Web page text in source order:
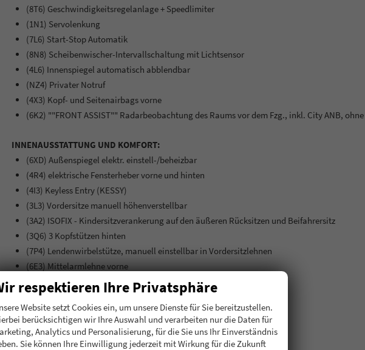
(8T6) Geschwindigkeitsregelanlage + Speedlimiter
(1N1) Servolenkung
(7L6) Start-Stop Automatik
(8N8) Scheibenwischer-Intervallschaltung mit Lichtsensor
(4L6) Innenspiegel automatisch abblendbar
(NZ4) Privater Notruf
(4X3) Kopf- und Seitenairbags vorne
(6K2) ""FRONT ASSIST"" Radarbeobachtung des Raums vor dem Fzg., inkl. City ANB,
INNENAUSSTATTUNG UND KOMFORT:
(6XD) Außenspiegel elektr. einstell-/beheizbar
(4R4) elektrische Fensterheber vorne und hinten
(4I3) Keyless Entry (KESSY)
(3L3) Vordersitze manuell höhenverstellbar
(3A2) ISOFIX - Kindersitzverankerung auf den äußeren Rücksitzen und Beifahrersitz
(3Q6) 3 Kopfstützen hinten
(7P4) Lendenwirbelstütze, manuell einstellbar in Vordersitzlehnen
(6E3) Mittelarmlehne vorne
(2ZA) Multifunktionslenkrad
EXTRAS:
(7TH) Dekor-Einlagen
(3GD) Ebener Ladeboden im Gepäckraum
respektieren Ihre Privatsphäre
Website setzt Cookies ein, um unsere Dienste für Sie bereitzustellen.
berücksichtigen wir Ihre Auswahl und verarbeiten nur die Daten für
Analytics und Personalisierung, für die Sie uns Ihr Einverständnis
Sie können Ihre Einwilligung jederzeit mit Wirkung für die Zukunft